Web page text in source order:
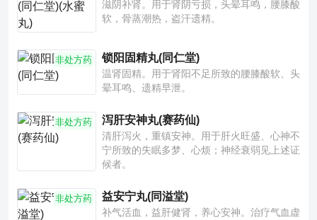
滋阴补肾。用于肾阴亏损，头晕耳鸣，腰膝酸
软，骨蒸潮热，盗汗遗精。
非处方药 锁阳固精丸(同仁堂)
温肾固精。用于肾阳不足所致的腰膝酸软、头
晕耳鸣、遗精早泄。
非处方药 泻肝安神丸(赛药仙)
清肝泻火，重镇安神。用于肝火旺盛、心神不
宁所致的失眠多梦、心烦；神经衰弱见上述证
候者。
非处方药 益安宁丸(同溢堂)
补气活血，益肝健肾，养心安神。治疗气血虚